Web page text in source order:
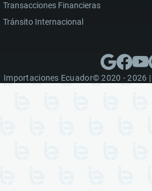
Transacciones Financieras
Tránsito Internacional
Importaciones Ecuador© 2020 - 2026